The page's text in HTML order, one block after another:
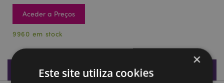
Aceder a Preços
9960 em stock
Especificações do Produto
×
Este site utiliza cookies